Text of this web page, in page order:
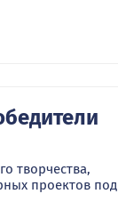
творчества,
проектов под